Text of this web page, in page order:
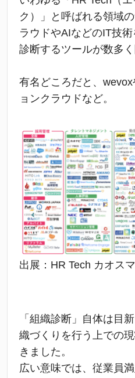
ク）」と呼ばれる領域
ラウドやAIなどのIT技
診断するツールが数多
有名どころだと、
ョンクラウドなど。
出展：HR Tech カオス
「組織診断」自体は目
織づくりを行う上での
きました。
広い意味では、従業員